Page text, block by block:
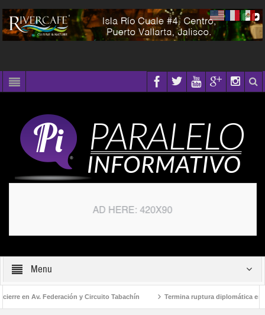
Menu
en Av. Federación y Circuito Tabachín Termina ruptura diplomática entre